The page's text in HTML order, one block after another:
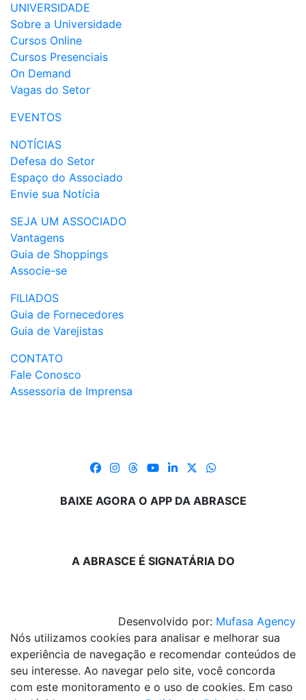
UNIVERSIDADE
Sobre a Universidade
Cursos Online
Cursos Presenciais
On Demand
Vagas do Setor
EVENTOS
NOTÍCIAS
Defesa do Setor
Espaço do Associado
Envie sua Notícia
SEJA UM ASSOCIADO
Vantagens
Guia de Shoppings
Associe-se
FILIADOS
Guia de Fornecedores
Guia de Varejistas
CONTATO
Fale Conosco
Assessoria de Imprensa
BAIXE AGORA O APP DA ABRASCE
A ABRASCE É SIGNATÁRIA DO
Desenvolvido por: Mufasa Agency
Nós utilizamos cookies para analisar e melhorar sua
experiência de navegação e recomendar conteúdos de
seu interesse. Ao navegar pelo site, você concorda
com este monitoramento e o uso de cookies. Em caso